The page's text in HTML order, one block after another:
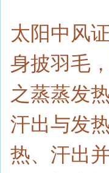
太阳中风
身披羽毛
之蒸蒸发
汗出与发
热、汗出